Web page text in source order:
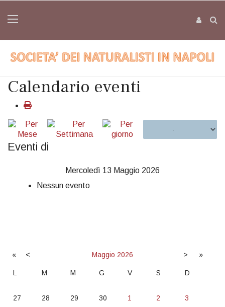
Calendario eventi
Eventi di
Mercoledì 13 Maggio 2026
Nessun evento
« < Maggio 2026 > »
L M M G V S D
27 28 29 30 1 2 3